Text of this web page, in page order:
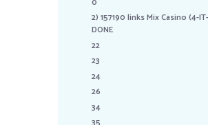
2) 157190 links Mix Casino (4-
DONE
22
23
24
26
34